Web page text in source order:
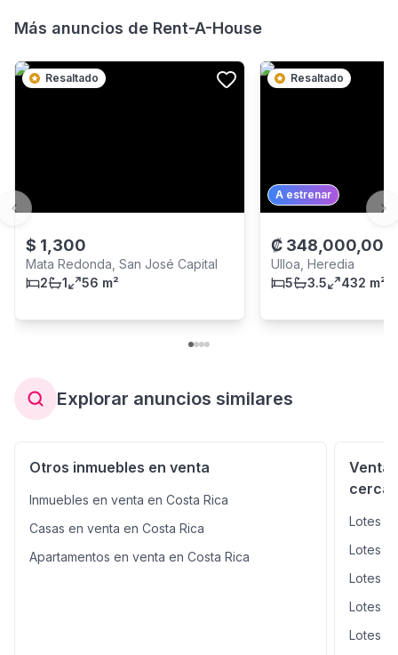
Más anuncios de Rent-A-House
Resaltado
$ 1,300
Mata Redonda, San José Capital
2
1 56 m²
Resaltado
A estrenar
₡ 348,000,000
Ulloa, Heredia
5
3.5 432 m²
Previous slide
Explorar anuncios similares
Otros inmuebles en venta
Inmuebles en venta en Costa Rica
Casas en venta en Costa Rica
Apartamentos en venta en Costa Rica
Venta
Lotes y
Lotes y
Lotes y
Lotes y
Lotes y